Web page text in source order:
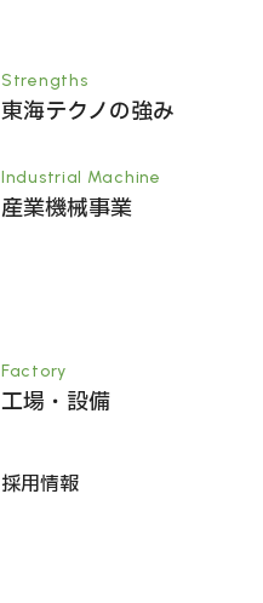
Strengths
東海テクノの強み
Industrial Machine
産業機械事業
Factory
工場・設備
採用情報